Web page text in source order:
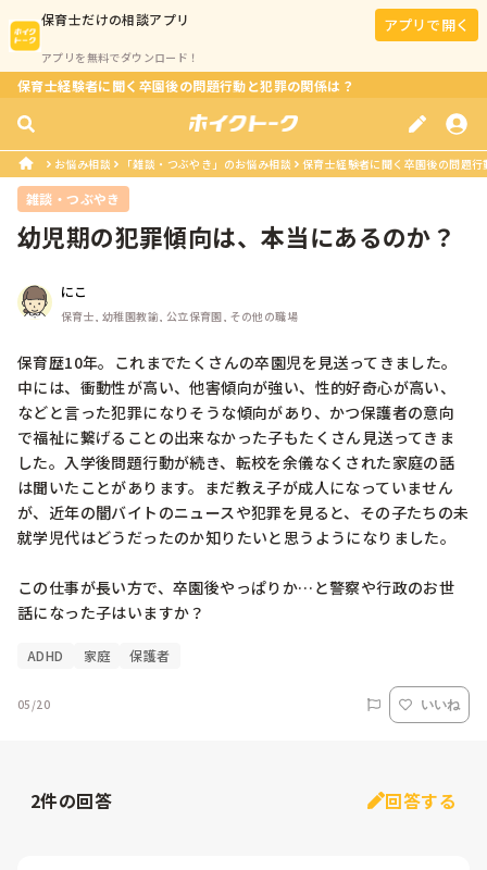
保育士だけの相談アプリ
アプリを無料でダウンロード！
アプリで開く
保育士経験者に聞く卒園後の問題行動と犯罪の関係は？
お悩み相談 「雑談・つぶやき」のお悩み相談 保育士経験者に聞く卒園後の問題
雑談・つぶやき
幼児期の犯罪傾向は、本当にあるのか？
にこ
保育士, 幼稚園教諭, 公立保育園, その他の職場
保育歴10年。これまでたくさんの卒園児を見送ってきました。
中には、衝動性が高い、他害傾向が強い、性的好奇心が高い、
などと言った犯罪になりそうな傾向があり、かつ保護者の意向
で福祉に繋げることの出来なかった子もたくさん見送ってきま
した。入学後問題行動が続き、転校を余儀なくされた家庭の話
は聞いたことがあります。まだ教え子が成人になっていません
が、近年の闇バイトのニュースや犯罪を見ると、その子たちの未
就学児代はどうだったのか知りたいと思うようになりました。
この仕事が長い方で、卒園後やっぱりか…と警察や行政のお世
話になった子はいますか？
ADHD 家庭 保護者
05/20 いいね
2件の回答 回答する